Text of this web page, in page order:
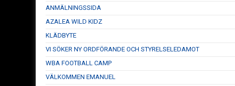
ANMÄLNINGSSIDA
AZALEA WILD KIDZ
KLÄDBYTE
VI SÖKER NY ORDFÖRANDE OCH STYRELSELEDAMOT
WBA FOOTBALL CAMP
VÄLKOMMEN EMANUEL